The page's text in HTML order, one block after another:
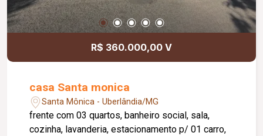
R$ 360.000,00 V
casa Santa monica
Santa Mônica - Uberlândia/MG
frente com 03 quartos, banheiro social, sala,
cozinha, lavanderia, estacionamento p/ 01 carro,